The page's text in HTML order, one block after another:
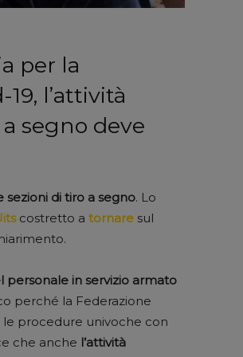
per la
l’attività
segno deve
sezioni di tiro a segno. Lo
costretto a tornare sul
personale in servizio armato
perché la Federazione
procedure univoche con
che anche l’attività